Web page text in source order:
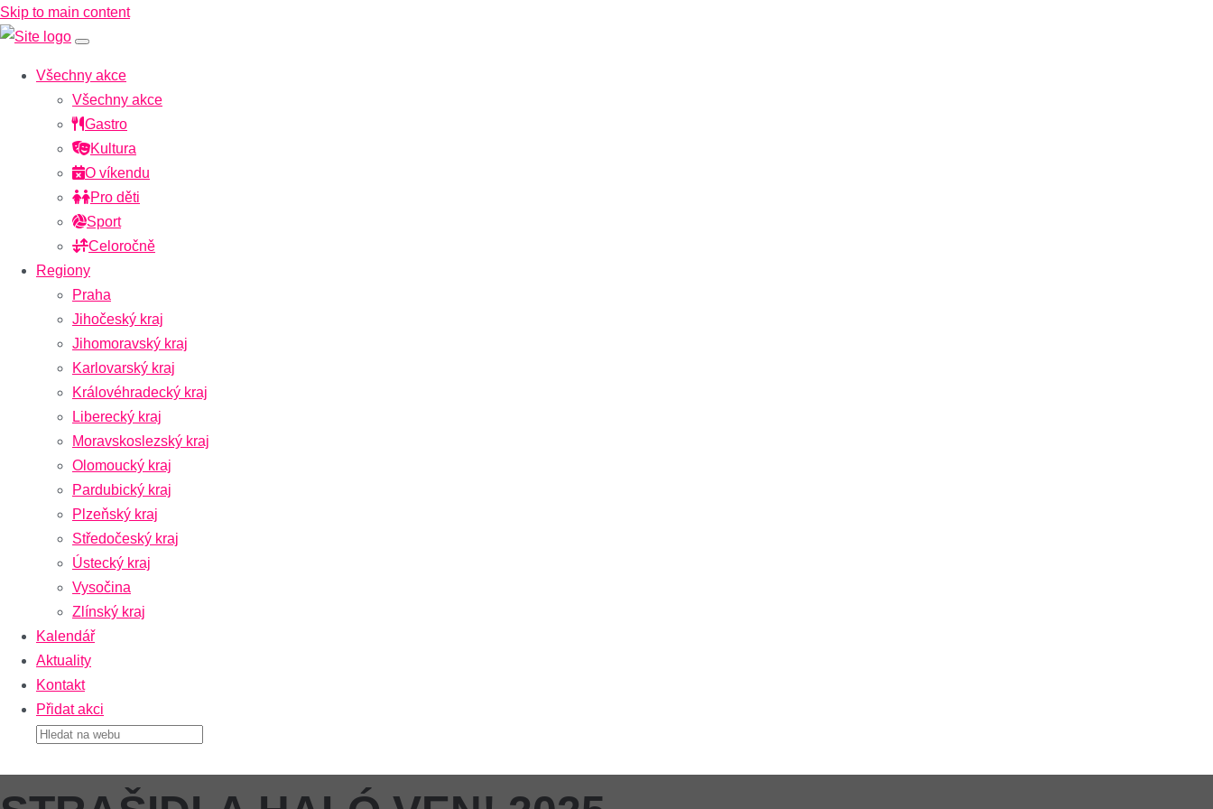
Skip to main content
Všechny akce
Všechny akce
Gastro
Kultura
O víkendu
Pro děti
Sport
Celoročně
Regiony
Praha
Jihočeský kraj
Jihomoravský kraj
Karlovarský kraj
Královéhradecký kraj
Liberecký kraj
Moravskoslezský kraj
Olomoucký kraj
Pardubický kraj
Plzeňský kraj
Středočeský kraj
Ústecký kraj
Vysočina
Zlínský kraj
Kalendář
Aktuality
Kontakt
Přidat akci